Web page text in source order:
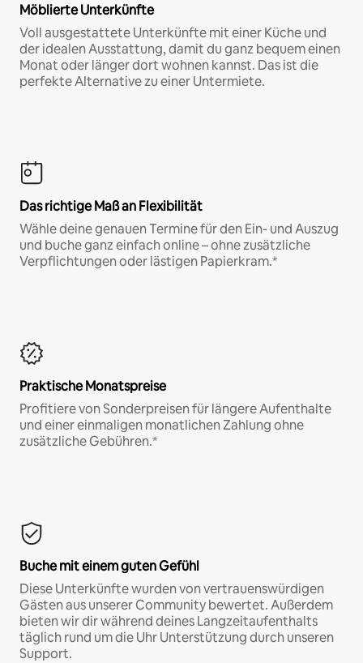
Möblierte Unterkünfte
Voll ausgestattete Unterkünfte mit einer Küche und
der idealen Ausstattung, damit du ganz bequem einen
Monat oder länger dort wohnen kannst. Das ist die
perfekte Alternative zu einer Untermiete.
Das richtige Maß an Flexibilität
Wähle deine genauen Termine für den Ein- und Auszug
und buche ganz einfach online – ohne zusätzliche
Verpflichtungen oder lästigen Papierkram.*
Praktische Monatspreise
Profitiere von Sonderpreisen für längere Aufenthalte
und einer einmaligen monatlichen Zahlung ohne
zusätzliche Gebühren.*
Buche mit einem guten Gefühl
Diese Unterkünfte wurden von vertrauenswürdigen
Gästen aus unserer Community bewertet. Außerdem
bieten wir dir während deines Langzeitaufenthalts
täglich rund um die Uhr Unterstützung durch unseren
Support.